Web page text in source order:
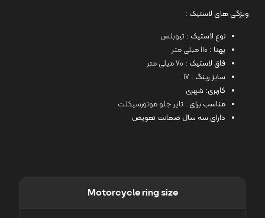
ویژگی های لاستیک :
نوع لاستیک : تیوبلس
پهنا : 110 میلی متر
فاق لاستیک : 70 میلی متر
سایز رینگ : 17
کاربری: شهری
مناسب برای : تایر جلو موتورسیکلت
دارای سه سال ضمانت تعویض
Motorcycle ring size